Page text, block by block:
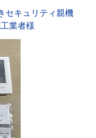
セキュリティ親機
業者様